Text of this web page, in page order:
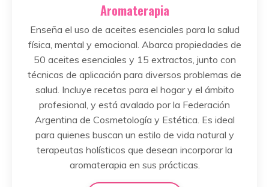
Aromaterapia
Enseña el uso de aceites esenciales para la salud
física, mental y emocional. Abarca propiedades de
50 aceites esenciales y 15 extractos, junto con
técnicas de aplicación para diversos problemas de
salud. Incluye recetas para el hogar y el ámbito
profesional, y está avalado por la Federación
Argentina de Cosmetología y Estética. Es ideal
para quienes buscan un estilo de vida natural y
terapeutas holísticos que desean incorporar la
aromaterapia en sus prácticas.